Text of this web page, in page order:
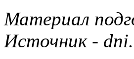
Материал
Источник -